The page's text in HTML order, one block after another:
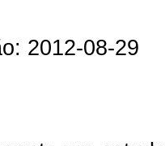
2012-08-29